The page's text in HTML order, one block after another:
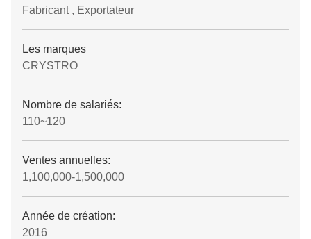
Fabricant , Exportateur
Les marques
CRYSTRO
Nombre de salariés:
110~120
Ventes annuelles:
1,100,000-1,500,000
Année de création:
2016